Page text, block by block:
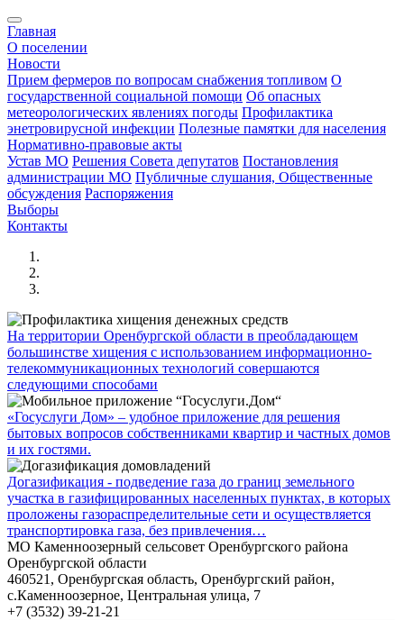
Главная
О поселении
Новости
Прием фермеров по вопросам снабжения топливом О
государственной социальной помощи Об опасных
метеорологических явлениях погоды Профилактика
энетровирусной инфекции Полезные памятки для населения
Нормативно-правовые акты
Устав МО Решения Совета депутатов Постановления
администрации МО Публичные слушания, Общественные
обсуждения Распоряжения
Выборы
Контакты
На территории Оренбургской области в преобладающем
большинстве хищения с использованием информационно-
телекоммуникационных технологий совершаются
следующими способами
«Госуслуги Дом» – удобное приложение для решения
бытовых вопросов собственниками квартир и частных домов
и их гостями.
Догазификация - подведение газа до границ земельного
участка в газифицированных населенных пунктах, в которых
проложены газораспределительные сети и осуществляется
транспортировка газа, без привлечения…
МО Каменноозерный сельсовет Оренбургского района
Оренбургской области
460521, Оренбургская область, Оренбургский район,
с.Каменноозерное, Центральная улица, 7
+7 (3532) 39-21-21